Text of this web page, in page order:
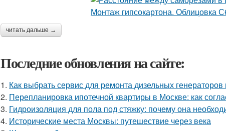
читать дальше →
Последние обновления на сайте:
1. Как выбрать сервис для ремонта дизельных
2. Перепланировка ипотечной квартиры в Москве: как
3. Гидроизоляция для пола под стяжку: почему она
4. Исторические места Москвы: путешествие через века